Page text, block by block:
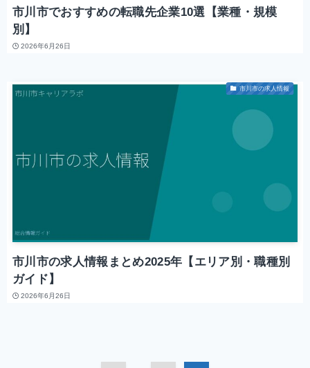
市川市でおすすめの転職先企業10選【業種・規模
別】
2026年6月26日
市川市の求人情報
市川市の求人情報まとめ2025年【エリア別・職種別
ガイド】
2026年6月26日